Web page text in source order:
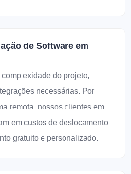
de Software em
do projeto,
necessárias. Por
remota, nossos clientes em
em custos de deslocamento.
gratuito e personalizado.